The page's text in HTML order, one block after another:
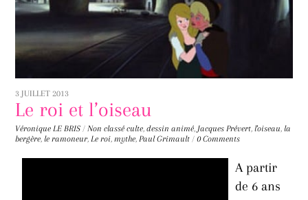
3 JUILLET 2013
Le roi et l’oiseau
Véronique LE BRIS / Non classé culte,dessin animé, Jacques Prévert,l'oiseau,la
bergère,le ramoneur, Le roi, mythe, Paul Grimault / 0 Comments
A partir
de 6 ans